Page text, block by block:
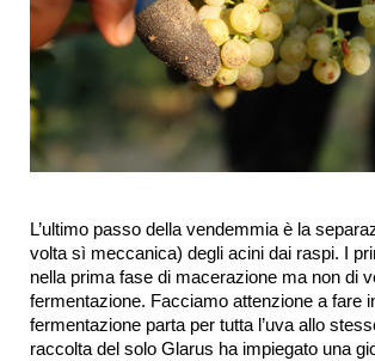
L’ultimo passo della vendemmia è la
volta sì meccanica) degli acini dai raspi. I
nella prima fase di macerazione ma non di
fermentazione. Facciamo attenzione a fare
fermentazione parta per tutta l’uva allo
raccolta del solo Glarus ha impiegato una